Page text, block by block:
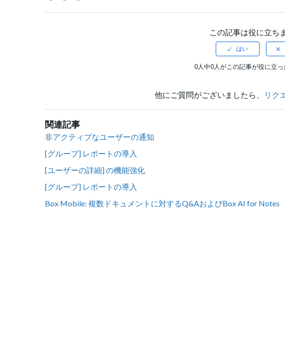
この記事は役に立ち
0人中0人がこの記事が役に立
他にご質問がございましたら、 リク
関連記事
非アクティブなユーザーの通知
[グループ] レポートの導入
[ユーザーの詳細] の機能強化
[グループ] レポートの導入
Box Mobile: 複数ドキュメントに対するQ&AおよびBox AI for Notes